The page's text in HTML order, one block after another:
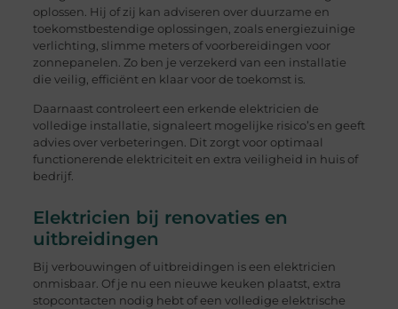
oplossen. Hij of zij kan adviseren over duurzame en
toekomstbestendige oplossingen, zoals energiezuinige
verlichting, slimme meters of voorbereidingen voor
zonnepanelen. Zo ben je verzekerd van een installatie
die veilig, efficiënt en klaar voor de toekomst is.
Daarnaast controleert een erkende elektricien de
volledige installatie, signaleert mogelijke risico’s en geeft
advies over verbeteringen. Dit zorgt voor optimaal
functionerende elektriciteit en extra veiligheid in huis of
bedrijf.
Elektricien bij renovaties en
uitbreidingen
Bij verbouwingen of uitbreidingen is een elektricien
onmisbaar. Of je nu een nieuwe keuken plaatst, extra
stopcontacten nodig hebt of een volledige elektrische